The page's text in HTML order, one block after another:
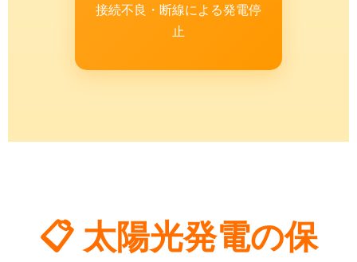
接続不良・断線による発電停
止
📋 太陽光発電の保